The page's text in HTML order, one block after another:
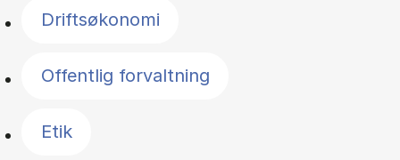
Driftsøkonomi
Offentlig forvaltning
Etik